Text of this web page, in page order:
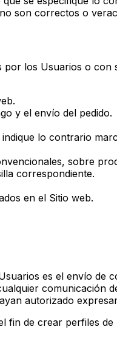
son correctos o
los Usuarios o
y el envío del pedido.
lo contrario
sobre
correspondiente.
en el Sitio web.
es el envío de
comunicación
autorizado
fin de crear perfiles